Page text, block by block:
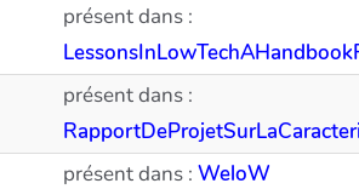
présent dans :
présent dans :
présent dans : WeloW